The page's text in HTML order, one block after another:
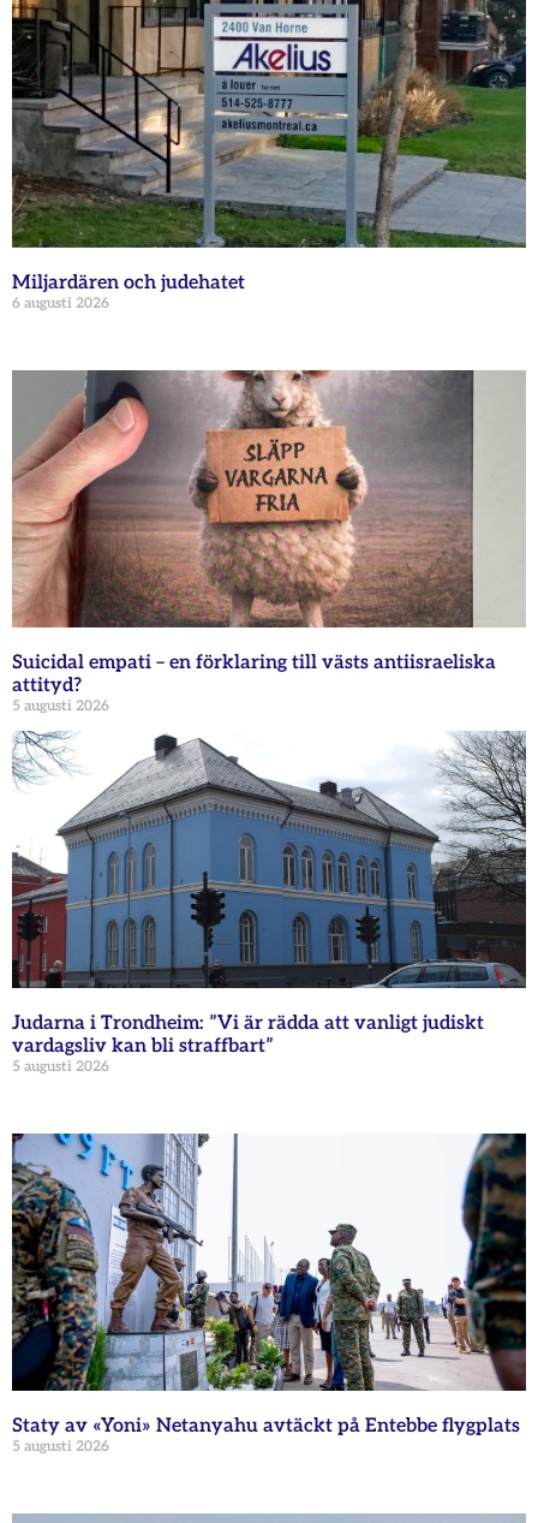
Miljardären och judehatet
6 augusti 2026
Suicidal empati – en förklaring till västs antiisraeliska
attityd?
5 augusti 2026
Judarna i Trondheim: ”Vi är rädda att vanligt judiskt
vardagsliv kan bli straffbart”
5 augusti 2026
Staty av «Yoni» Netanyahu avtäckt på Entebbe flygplats
5 augusti 2026